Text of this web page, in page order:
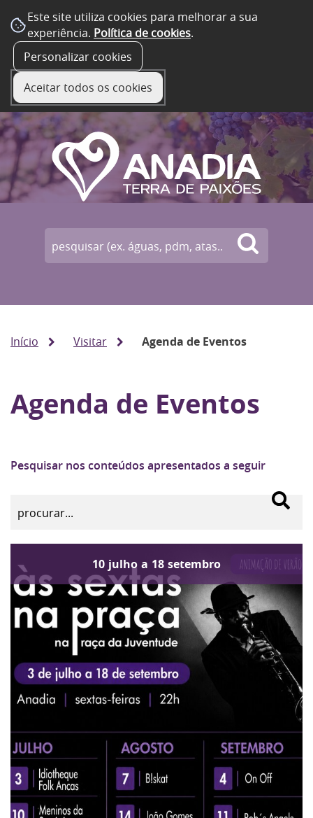
Este site utiliza cookies para melhorar a sua
experiência. Política de cookies.
Personalizar cookies
Aceitar todos os cookies
Início Visitar Agenda de Eventos
Agenda de Eventos
Pesquisar nos conteúdos apresentados a seguir
10 julho a 18 setembro